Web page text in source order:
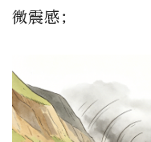
微震感；